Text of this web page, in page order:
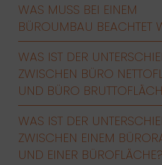
WAS MUSS BEI EINEM
BÜROUMBAU BEACHTET
WAS IST DER
ZWISCHEN BÜRO
UND BÜRO
WAS IST DER
ZWISCHEN EINEM
UND EINER BÜROFLÄCHE?